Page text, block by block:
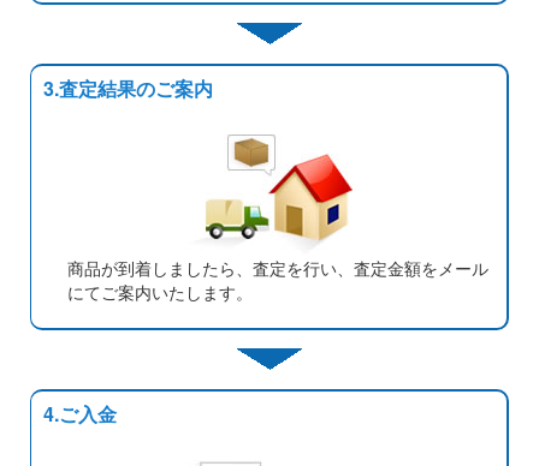
3.査定結果のご案内
商品が到着しましたら、査定を行い、査定金額をメール
にてご案内いたします。
4.ご入金